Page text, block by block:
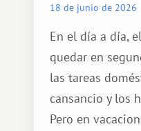
18 de junio de 2026
En el día a día,
quedar en
las tareas
cansancio y los
Pero en